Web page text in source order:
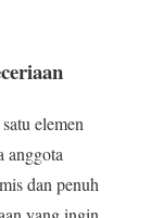
elemen
anggota
dan penuh